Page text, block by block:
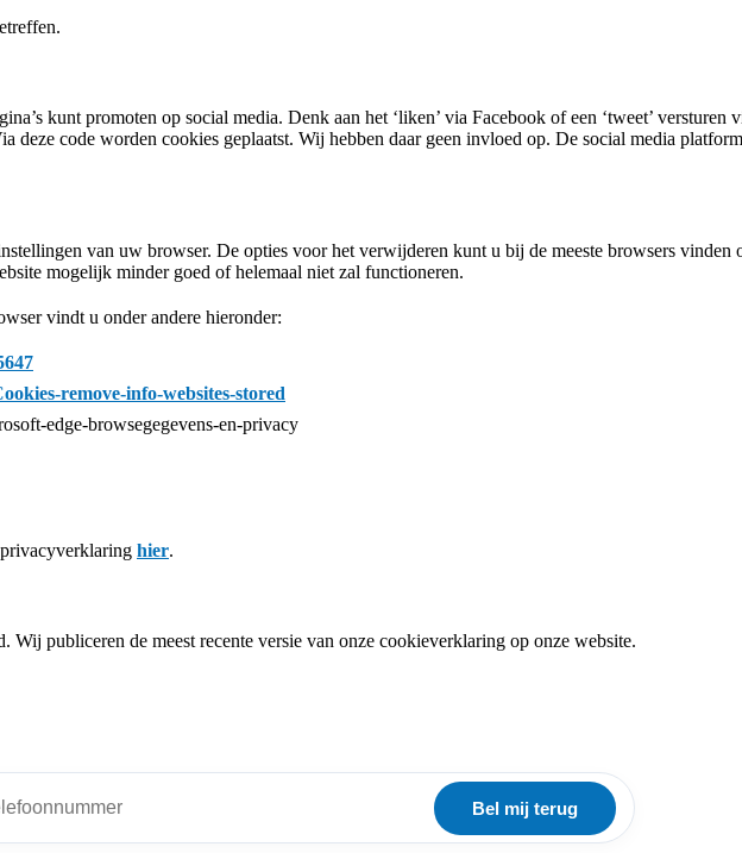
kunt promoten op social media. Denk aan het ‘liken’ via Facebook of een ‘tweet’
deze code worden cookies geplaatst. Wij hebben daar geen invloed op. De social media
van uw browser. De opties voor het verwijderen kunt u bij de meeste browsers vinden
mogelijk minder goed of helemaal niet zal functioneren.
vindt u onder andere hieronder:
remove-info-websites-stored
edge-browsegegevens-en-privacy
hier.
publiceren de meest recente versie van onze cookieverklaring op onze website.